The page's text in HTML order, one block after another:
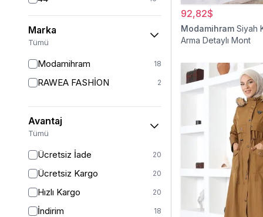
46 18
48 18
Marka
Tümü
Modamihram 18
RAWEA FASHİON 2
Avantaj
Tümü
Ücretsiz İade 20
Ücretsiz Kargo 20
Hızlı Kargo 20
İndirim 18
92,82$
Modamihram Siyah
Arma Detaylı Mont